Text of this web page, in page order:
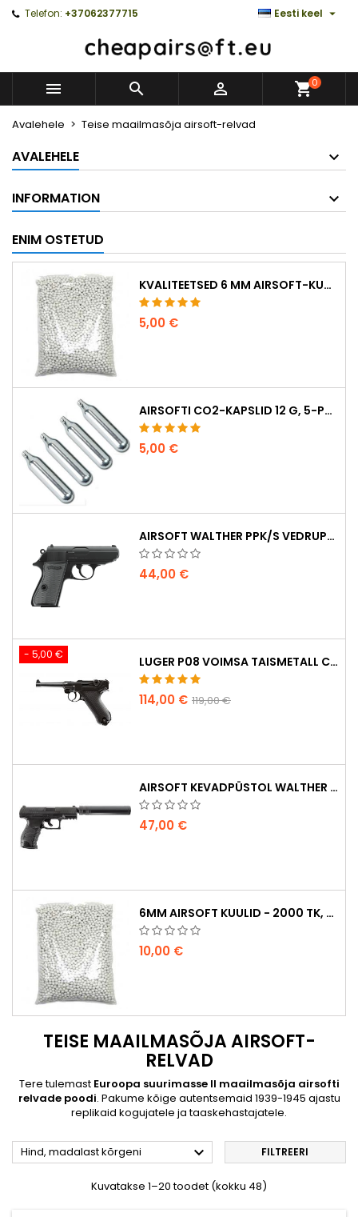
Telefon: +37062377715 Eesti keel 
   0
Avalehele Teise maailmasõja airsoft-relvad
AVALEHELE
INFORMATION
ENIM OSTETUD
KVALITEETSED 6 MM AIRSOFT-KUULID 0,20 G – 1000 TÜKKI, EI TAKERDU, TÄPNE LASKMINE
5,00 €
AIRSOFTI CO2-KAPSLID 12 G, 5-PAKK – VALMISTATUD UNGARIS, EL, ESMAKLASSILINE KVALITEET
5,00 €
AIRSOFT WALTHER PPK/S VEDRUPÜSTOL
44,00 €
- 5,00 € LUGER P08 VOIMSA TAISMETALL CO2 AIRSOFT PISTOL - UMAREX LEGENDS
114,00 € 119,00 €
AIRSOFT KEVADPÜSTOL WALTHER PPQ NAVY KOOS SUMMUTIGA
47,00 €
6MM AIRSOFT KUULID - 2000 TK, 0,20G, KÕRGE KVALITEET
10,00 €
TEISE MAAILMASÕJA AIRSOFT-
RELVAD
Tere tulemast Euroopa suurimasse II maailmasõja airsofti
relvade poodi. Pakume kõige autentsemaid 1939-1945 ajastu
replikaid kogujatele ja taaskehastajatele.
Hind, madalast kõrgeni  FILTREERI
Kuvatakse 1–20 toodet (kokku 48)